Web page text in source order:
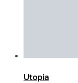
Utopia